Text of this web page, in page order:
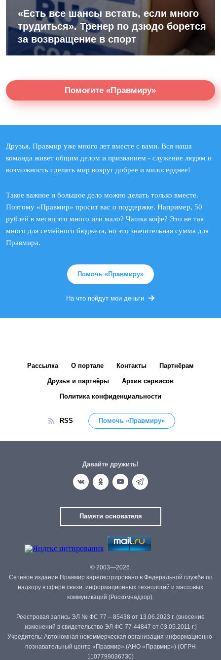
«Есть все шансы встать, если много
трудиться». Тренер по дзюдо борется
за возвращение в спорт
Помогите «Правмиру»
Друзья, Правмир уже много лет вместе с вами. Вся наша
команда живет общим делом и призванием - служение людям и
возможность сделать мир вокруг добрее и милосерднее!
Такое важное и большое дело можно делать только вместе.
Поэтому «Правмир» просит вас о поддержке. Например, 50
рублей в месяц это много или мало? Чашка кофе? Это не так
много для семейного бюджета, но это значительная сумма для
Правмира.
Помочь «Правмиру»
На что пойдут мои деньги
Рассылка О портале Контакты Партнёрам
Друзья и партнёры Архив сервисов
Политика конфиденциальности
RSS Помочь «Правмиру»
Давайте дружить!
Памяти основателя
© 2003—2026.
Сетевое издание Правмир зарегистрировано в Федеральной службе по
надзору в сфере связи, информационных технологий и массовых
коммуникаций (Роскомнадзор).
Реестровая запись ЭЛ № ФС 77 – 85438 от 13.06.2023 г. (внесение
изменений в свидетельство ЭЛ ФС 77-44847 от 03.05.2011 г.)
Учредитель: Автономная некоммерческая организация информационно-
познавательный центр «Правмир» (АНО «Правмир») (ОГРН
1107799036730)